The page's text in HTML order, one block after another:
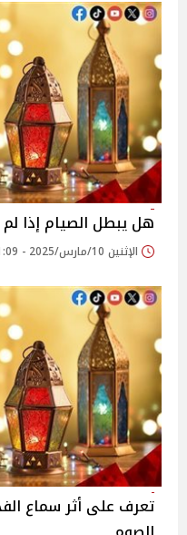
هل يبطل الصيام إذا لم
الإثنين 10/مارس/2025 - 11:09 ص
تعرف على أثر سماع